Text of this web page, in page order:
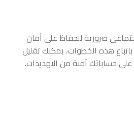
ضرورية للحفاظ على أمان
باتباع هذه الخطوات، يمكنك تقليل
حساباتك آمنة من التهديدات.